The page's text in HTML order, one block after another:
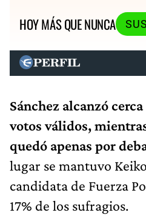
HOY MÁS QUE NUNCA
Sánchez alcanzó
votos válidos,
quedó apenas por
lugar se mantuvo
candidata de Fuerza
17% de los sufragios.